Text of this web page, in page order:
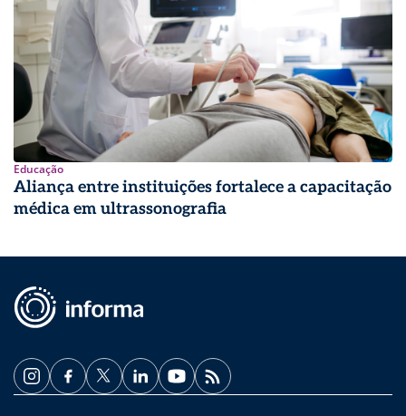
Educação
Aliança entre instituições fortalece a capacitação
médica em ultrassonografia